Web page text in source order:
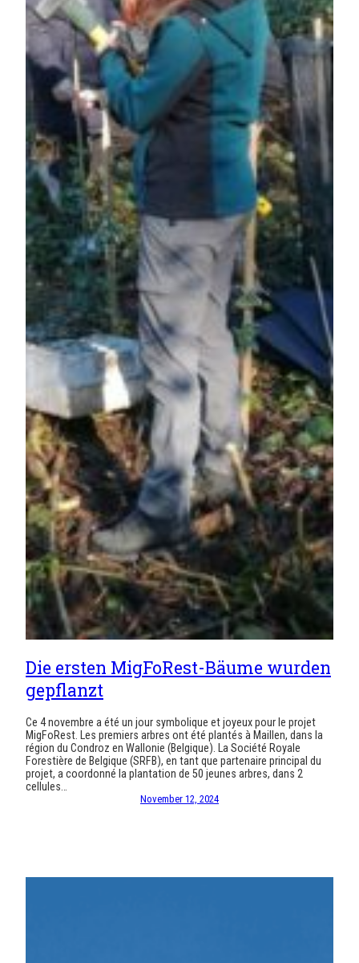
Die ersten MigFoRest-Bäume wurden
gepflanzt
Ce 4 novembre a été un jour symbolique et joyeux pour le projet
MigFoRest. Les premiers arbres ont été plantés à Maillen, dans la
région du Condroz en Wallonie (Belgique). La Société Royale
Forestière de Belgique (SRFB), en tant que partenaire principal du
projet, a coordonné la plantation de 50 jeunes arbres, dans 2
cellules…
November 12, 2024